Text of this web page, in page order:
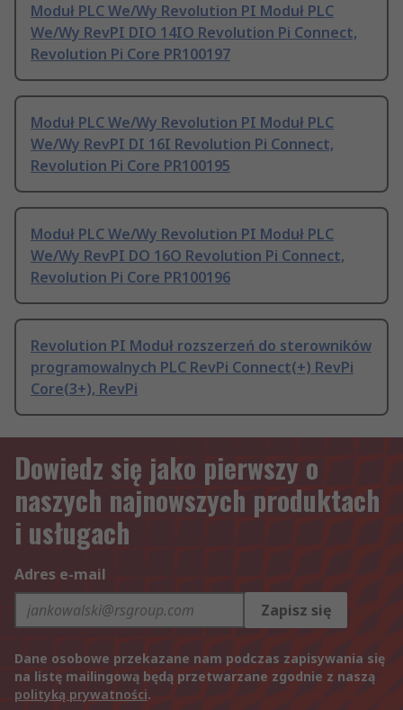
Moduł PLC We/Wy Revolution PI Moduł PLC
We/Wy RevPI DIO 14IO Revolution Pi Connect,
Revolution Pi Core PR100197
Moduł PLC We/Wy Revolution PI Moduł PLC
We/Wy RevPI DI 16I Revolution Pi Connect,
Revolution Pi Core PR100195
Moduł PLC We/Wy Revolution PI Moduł PLC
We/Wy RevPI DO 16O Revolution Pi Connect,
Revolution Pi Core PR100196
Revolution PI Moduł rozszerzeń do sterowników
programowalnych PLC RevPi Connect(+) RevPi
Core(3+), RevPi
Dowiedz się jako pierwszy o
naszych najnowszych produktach
i usługach
Adres e-mail
Zapisz się
Dane osobowe przekazane nam podczas zapisywania się
na listę mailingową będą przetwarzane zgodnie z naszą
polityką prywatności.